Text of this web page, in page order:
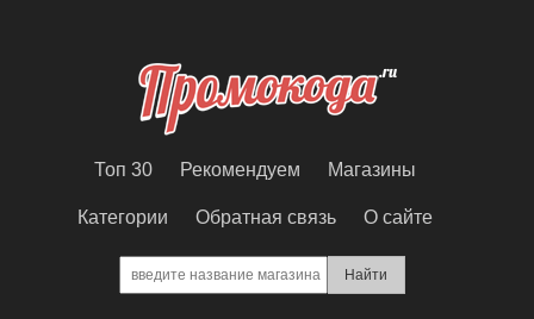
Топ 30 Рекомендуем Магазины
Категории Обратная связь О сайте